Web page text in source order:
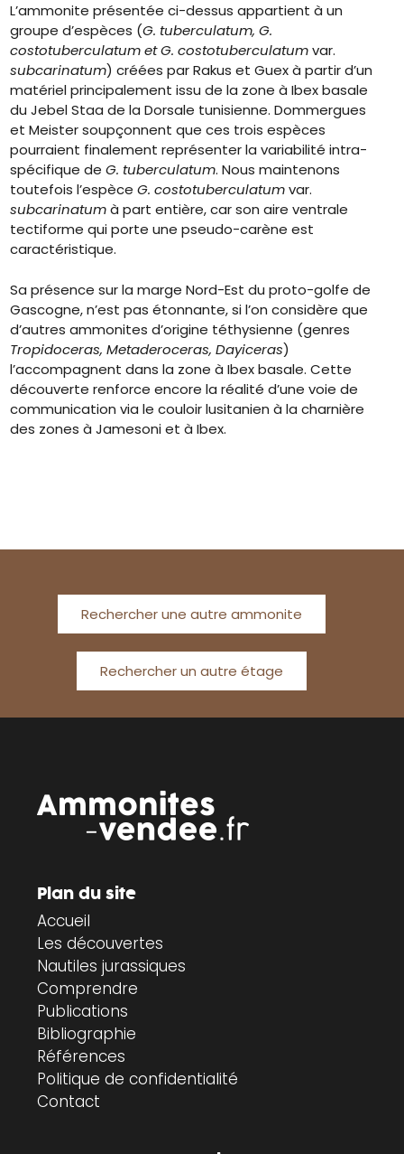
L’ammonite présentée ci-dessus appartient à un
groupe d’espèces (G. tuberculatum, G.
costotuberculatum et G. costotuberculatumvar.
subcarinatum) créées par Rakus et Guex à partir d’un
matériel principalement issu de la zone à Ibex basale
du Jebel Staa de la Dorsale tunisienne. Dommergues
et Meister soupçonnent que ces trois espèces
pourraient finalement représenter la variabilité intra-
spécifique deG. tuberculatum. Nous maintenons
toutefois l’espèceG. costotuberculatumvar.
subcarinatumà part entière, car son aire ventrale
tectiforme qui porte une pseudo-carène est
caractéristique.
Sa présence sur la marge Nord-Est du proto-golfe de
Gascogne, n’est pas étonnante, si l’on considère que
d’autres ammonites d’origine téthysienne (genres
Tropidoceras, Metaderoceras, Dayiceras)
l’accompagnent dans la zone à Ibex basale. Cette
découverte renforce encore la réalité d’une voie de
communication via le couloir lusitanien à la charnière
des zones à Jamesoni et à Ibex.
Rechercher une autre ammonite
Rechercher un autre étage
Plan du site
Accueil
Les découvertes
Nautiles jurassiques
Comprendre
Publications
Bibliographie
Références
Politique de confidentialité
Contact